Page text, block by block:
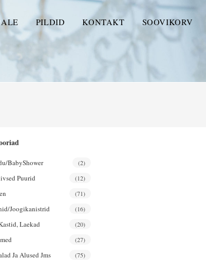
PILDID KONTAKT SOOVIKORV
BabyShower (2)
Puurid (12)
(71)
joogikanistrid (16)
Laekad (20)
(27)
Ja Alused Jms (75)